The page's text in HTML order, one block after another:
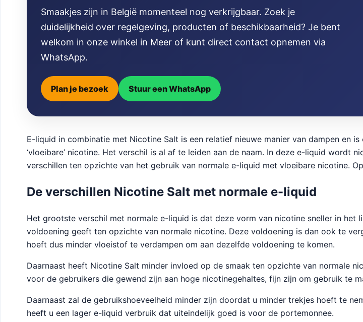
Smaakjes zijn in België momenteel nog verkrijgbaar. Zoek je
duidelijkheid over regelgeving, producten of beschikbaarheid? Je bent
welkom in onze winkel in Meer of kunt direct contact opnemen via
WhatsApp.
Plan je bezoek Stuur een WhatsApp
E-liquid in combinatie met Nicotine Salt is een relatief nieuwe manier van dampen en
‘vloeibare’ nicotine. Het verschil is al af te leiden aan de naam. In deze e-liquid wordt
verschillen ten opzichte van het gebruik van normale e-liquid met vloeibare nicotine.
De verschillen Nicotine Salt met normale e-liquid
Het grootste verschil met normale e-liquid is dat deze vorm van nicotine sneller in het
voldoening geeft ten opzichte van normale nicotine. Deze voldoening is dan ook te
hoeft dus minder vloeistof te verdampen om aan dezelfde voldoening te komen.
Daarnaast heeft Nicotine Salt minder invloed op de smaak ten opzichte van normale
voor de gebruikers die gewend zijn aan hoge nicotinegehaltes, fijn zijn om gebruik te
Daarnaast zal de gebruikshoeveelheid minder zijn doordat u minder trekjes hoeft te
heeft u een lager e-liquid verbruik dat uiteindelijk goed is voor de portemonnee.